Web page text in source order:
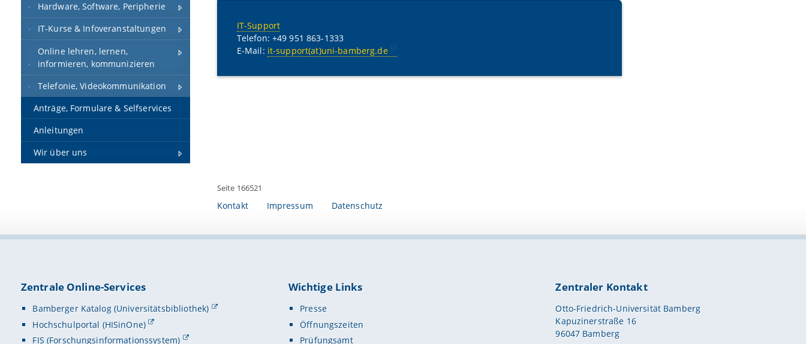
Hardware, Software, Peripherie
IT-Kurse & Infoveranstaltungen
Online lehren, lernen,
informieren, kommunizieren
Telefonie, Videokommunikation
Anträge, Formulare & Selfservices
Anleitungen
Wir über uns
IT-Support
Telefon: +49 951 863-1333
E-Mail: it-support(at)uni-bamberg.de
Seite 166521
Kontakt Impressum Datenschutz
Zentrale Online-Services
Bamberger Katalog (Universitätsbibliothek)
Hochschulportal (HISinOne)
FIS (Forschungsinformationssystem)
Wichtige Links
Presse
Öffnungszeiten
Prüfungsamt
Zentraler Kontakt
Otto-Friedrich-Universität Bamberg
Kapuzinerstraße 16
96047 Bamberg